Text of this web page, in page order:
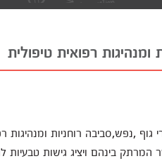
רפואית טיפולית
גוף ,נפש,סביבה רוחניות
בינהם ויציג גישות טבעיות